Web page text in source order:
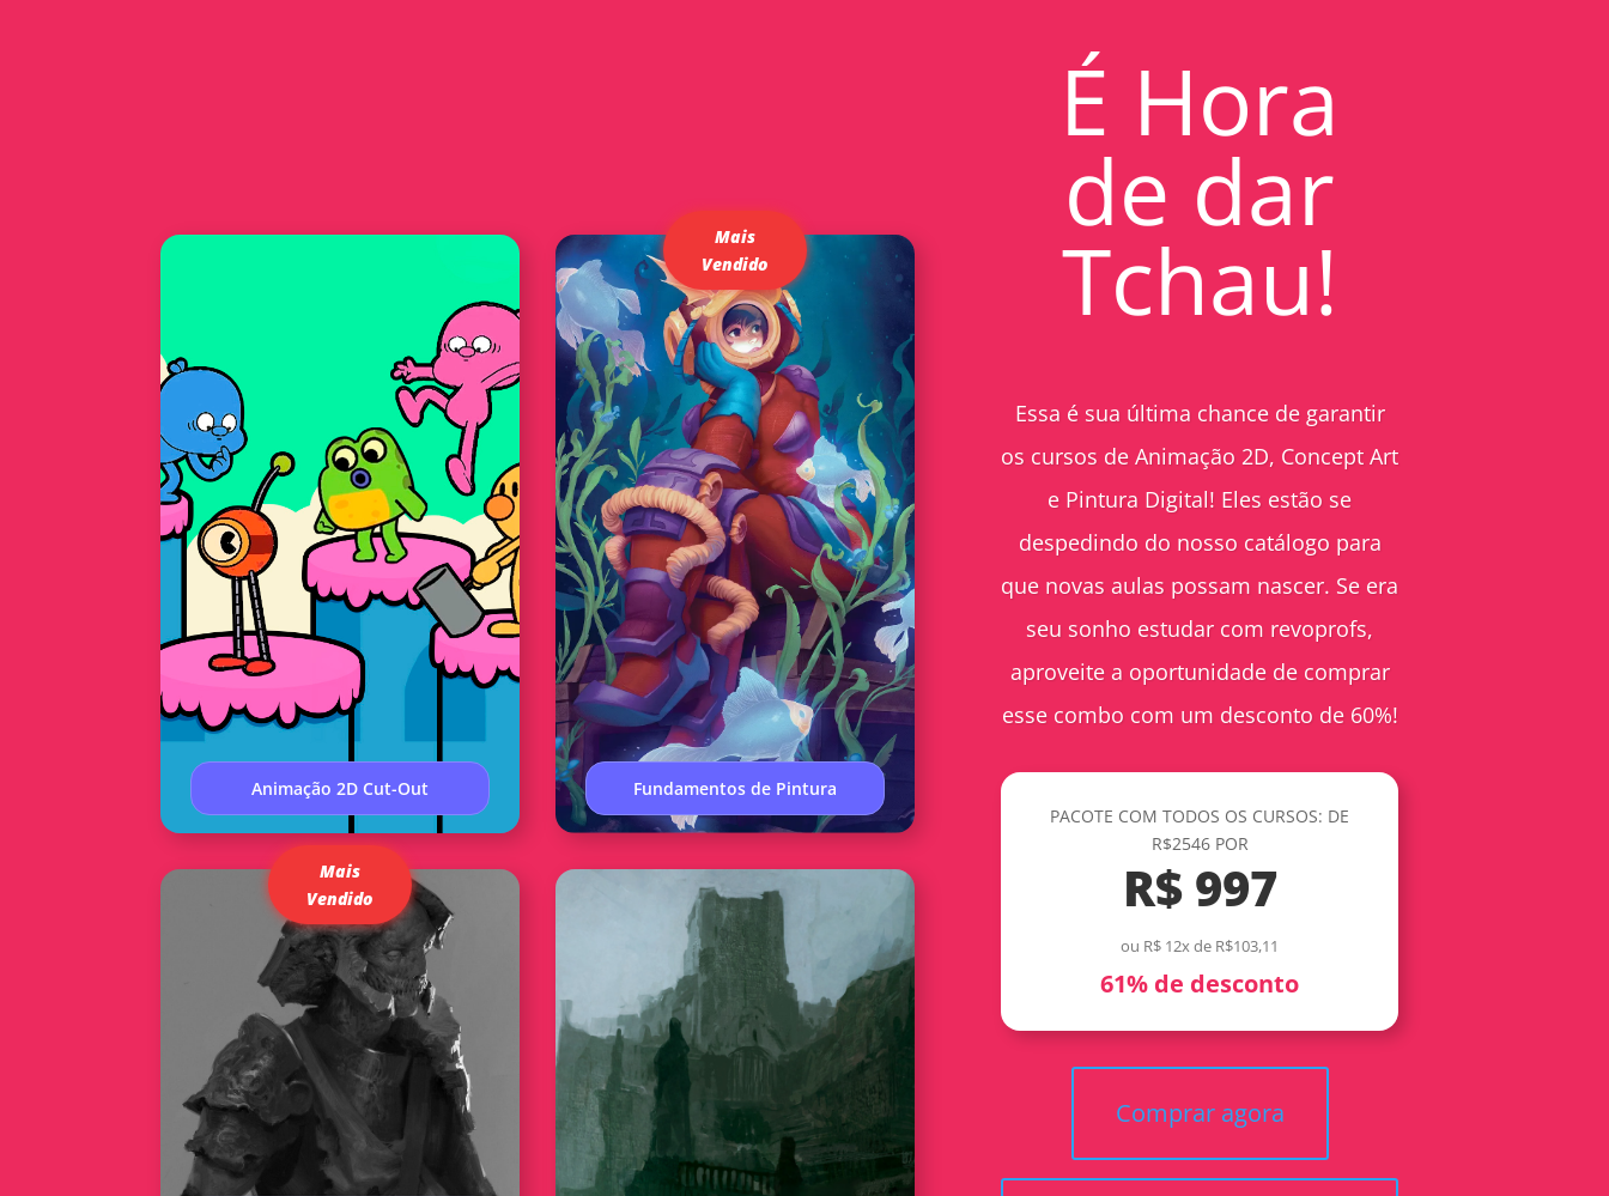
Animação 2D Cut-Out Fundamentos de Pintura
É Hora
de dar
Tchau!
Essa é sua última chance de garantir
os cursos de Animação 2D, Concept Art
e Pintura Digital! Eles estão se
despedindo do nosso catálogo para
que novas aulas possam nascer. Se era
seu sonho estudar com revoprofs,
aproveite a oportunidade de comprar
esse combo com um desconto de 60%!
PACOTE COM TODOS OS CURSOS: DE
R$2546 POR
R$ 997
ou R$ 12x de R$103,11
61% de desconto
Comprar agora